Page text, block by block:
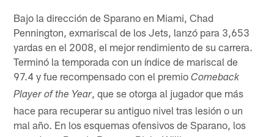
Bajo la dirección de Sparano en Miami, Chad
Pennington, exmariscal de los Jets, lanzó para 3,653
yardas en el 2008, el mejor rendimiento de su carrera.
Terminó la temporada con un índice de mariscal de
97.4 y fue recompensado con el premioComeback
Player of the Year , que se otorga al jugador que más
hace para recuperar su antiguo nivel tras lesión o un
mal año. En los esquemas ofensivos de Sparano, los